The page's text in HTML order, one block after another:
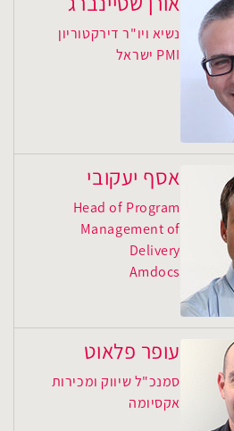
נשיא ויו"ר דירקטוריון
PMI ישראל
אסף יעקובי
Head of Program
Management of
Delivery
Amdocs
עופר פלאוט
סמנכ"ל שיווק ומכירות
אקסיומה